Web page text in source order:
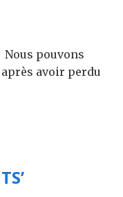
pouvons
avoir perdu